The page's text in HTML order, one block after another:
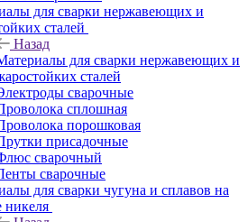
для сварки нержавеющих и
сталей
Назад
для сварки нержавеющих и
сталей
сварочные
сплошная
порошковая
присадочные
сварочный
сварочные
для сварки чугуна и сплавов на
никеля